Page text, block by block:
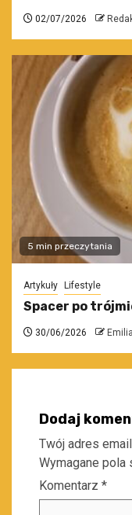
02/07/2026
5 min przeczytania
Artykuły Lifestyle
Spacer po
30/06/2026
Dodaj
Twój adres
Wymagane pola
Komentarz *